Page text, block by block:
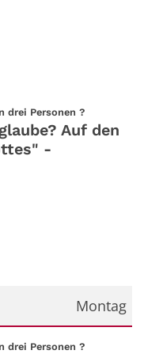
drei Personen ?
Auf den
-
Montag
drei Personen ?